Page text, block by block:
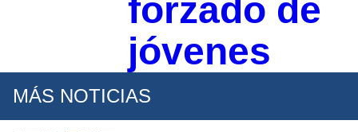
forzado de
jóvenes
MÁS NOTICIAS